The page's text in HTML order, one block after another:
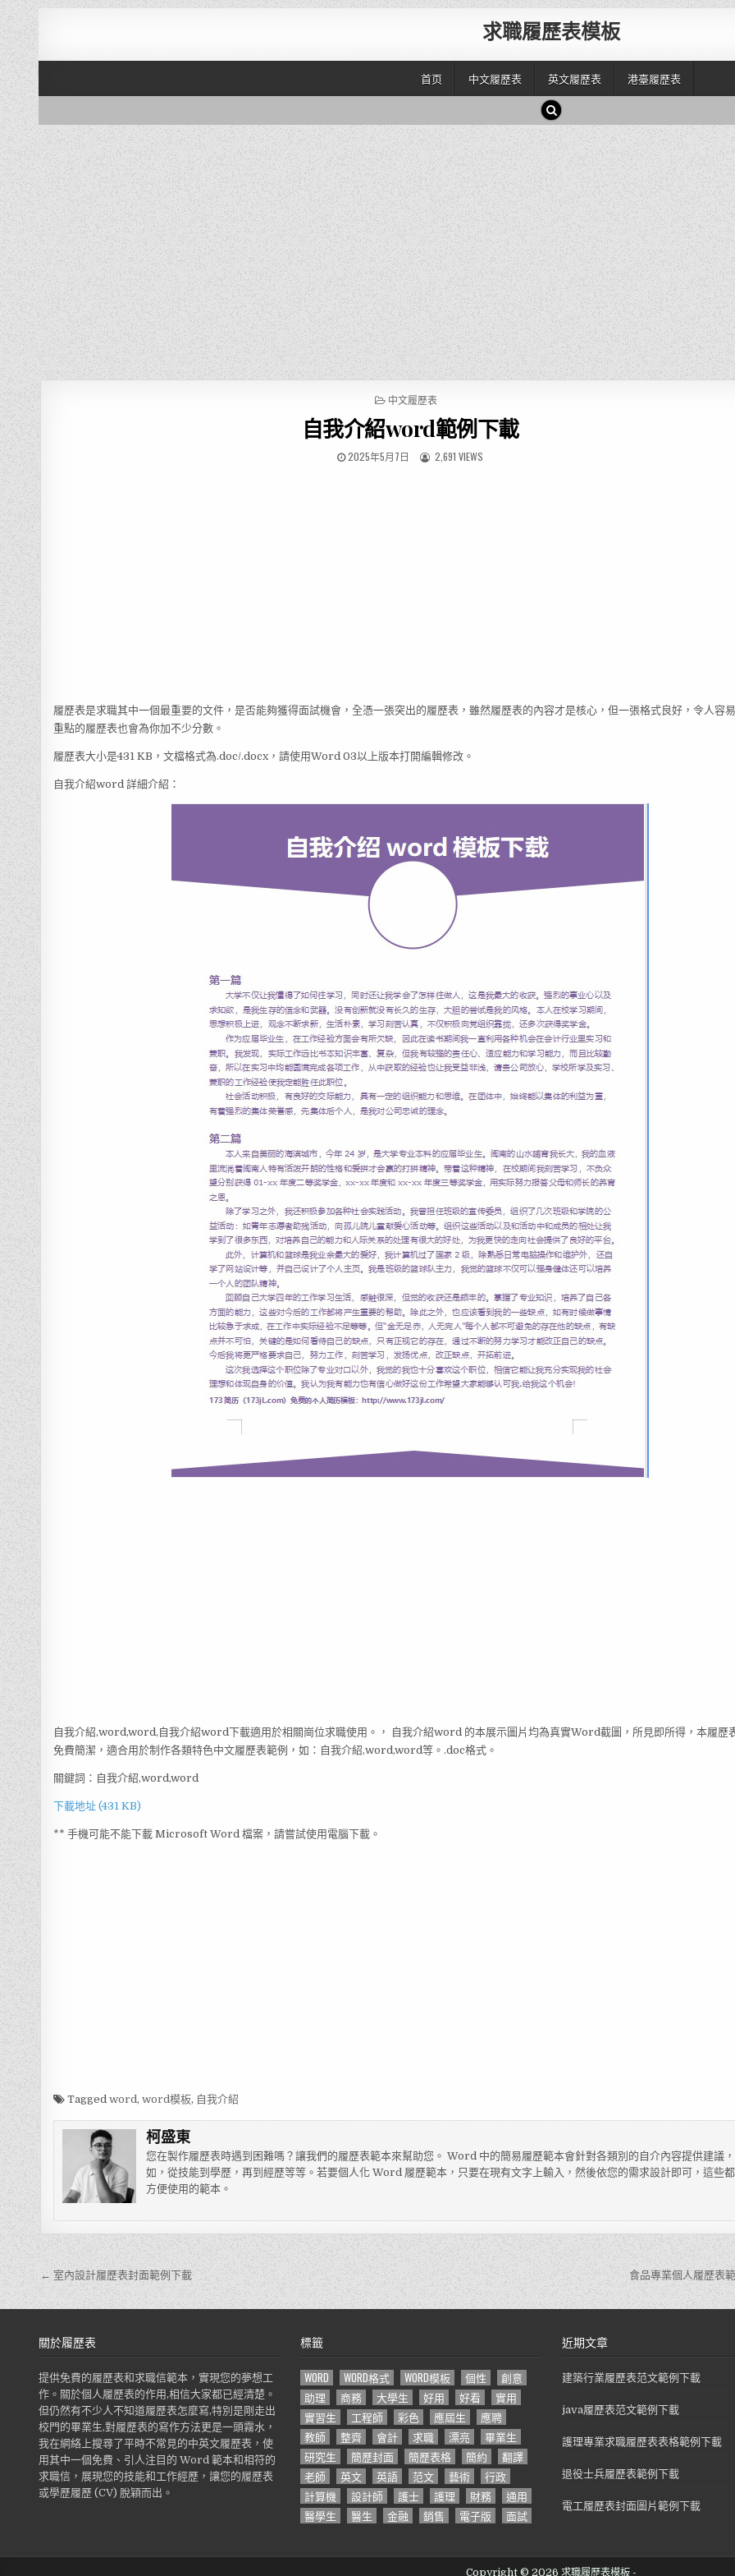
求職履歷表模板
首页 中文履歷表 英文履歷表 港臺履歷表
P
S
T
E
中文履歷表
自我介紹word範例下載
2025年5月7日 2,691 VIEWS
履歷表是求職其中一個最重要的文件，是否能夠獲得面試機會，全憑一張突出的履歷表，雖然履歷表的內容才是核心，但一張格式良好，令人容
重點的履歷表也會為你加不少分數。
履歷表大小是431 KB，文檔格式為.doc/.docx，請使用Word 03以上版本打開編輯修改。
自我介紹word 詳細介紹：
自我介紹,word,word,自我介紹word下載適用於相關崗位求職使用。， 自我介紹word 的本展示圖片均為真實Word截圖，所見即所得，本履歷
免費簡潔，適合用於制作各類特色中文履歷表範例，如：自我介紹,word,word等。.doc格式。
關鍵詞：自我介紹,word,word
下載地址 (431 KB)
** 手機可能不能下載 Microsoft Word 檔案，請嘗試使用電腦下載。
Taggedword,word模板, 自我介紹
柯盛東
您在製作履歷表時遇到困難嗎？讓我們的履歷表範本來幫助您。 Word 中的簡易履歷範本會針對各類別的自介內容提供建議
如，從技能到學歷，再到經歷等等。若要個人化 Word 履歷範本，只要在現有文字上輸入，然後依您的需求設計即可，這些
方便使用的範本。
文
章
導
覽
← 室內設計履歷表封面範例下載 食品專業個人履歷表
關於履歷表
提供免費的履歷表和求職信範本，實現您的夢想工
作。關於個人履歷表的作用,相信大家都已經清楚。
但仍然有不少人不知道履歷表怎麼寫,特別是剛走出
校門的畢業生,對履歷表的寫作方法更是一頭霧水，
我在網絡上搜尋了平時不常見的中英文履歷表，使
用其中一個免費、引人注目的 Word 範本和相符的
求職信，展現您的技能和工作經歷，讓您的履歷表
或學歷履歷 (CV) 脫穎而出。
標籤
WORD WORD格式 WORD模板 個性
創意
助理
商務 大學生 好用 好看
實用
實習生
工程師 彩色 應屆生
應聘
教師
整齊 會計 求職 漂亮
畢業生
研究生
簡歷封面 簡歷表格 簡約
翻譯
老師
英文 英語 范文 藝術
行政
計算機
設計師 護士 護理 財務
通用
醫學生
醫生 金融 銷售 電子版 面試
近期文章
建築行業履歷表范文範例下載
java履歷表范文範例下載
護理專業求職履歷表表格範例下載
退役士兵履歷表範例下載
電工履歷表封面圖片範例下載
Copyright © 2026 求職履歷表模板 -